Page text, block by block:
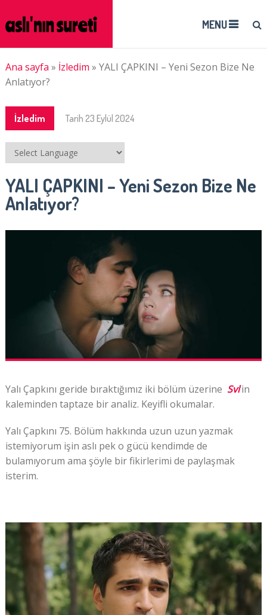
MENU
Ana sayfa » İzledim » YALI ÇAPKINI – Yeni Sezon Bize Ne
Anlatıyor?
İzledim Tarih 23 Eylül 2024
YALI ÇAPKINI – Yeni Sezon Bize Ne
Anlatıyor?
Yalı Çapkını geride bıraktığımız iki bölüm üzerine Svl‘in
kaleminden taptaze bir analiz. Keyifli okumalar.
Yalı Çapkını 75. Bölüm hakkında uzun uzun yazmak
istemiyorum işin aslı pek o gücü kendimde de
bulamıyorum ama şöyle bir fikirlerimi de paylaşmak
isterim.